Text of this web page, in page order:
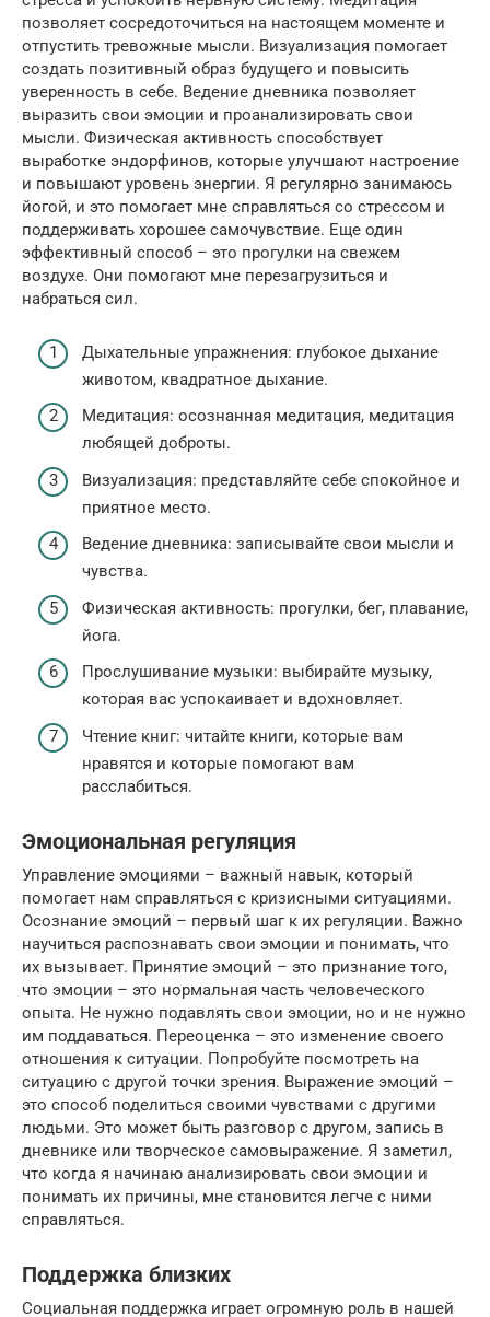
позволяет сосредоточиться на настоящем моменте и
отпустить тревожные мысли. Визуализация помогает
создать позитивный образ будущего и повысить
уверенность в себе. Ведение дневника позволяет
выразить свои эмоции и проанализировать свои
мысли. Физическая активность способствует
выработке эндорфинов, которые улучшают настроение
и повышают уровень энергии. Я регулярно занимаюсь
йогой, и это помогает мне справляться со стрессом и
поддерживать хорошее самочувствие. Еще один
эффективный способ – это прогулки на свежем
воздухе. Они помогают мне перезагрузиться и
набраться сил.
Дыхательные упражнения: глубокое дыхание
животом, квадратное дыхание.
Медитация: осознанная медитация, медитация
любящей доброты.
Визуализация: представляйте себе спокойное и
приятное место.
Ведение дневника: записывайте свои мысли и
чувства.
Физическая активность: прогулки, бег, плавание,
йога.
Прослушивание музыки: выбирайте музыку,
которая вас успокаивает и вдохновляет.
Чтение книг: читайте книги, которые вам
нравятся и которые помогают вам
расслабиться.
Эмоциональная регуляция
Управление эмоциями – важный навык, который
помогает нам справляться с кризисными ситуациями.
Осознание эмоций – первый шаг к их регуляции. Важно
научиться распознавать свои эмоции и понимать, что
их вызывает. Принятие эмоций – это признание того,
что эмоции – это нормальная часть человеческого
опыта. Не нужно подавлять свои эмоции, но и не нужно
им поддаваться. Переоценка – это изменение своего
отношения к ситуации. Попробуйте посмотреть на
ситуацию с другой точки зрения. Выражение эмоций –
это способ поделиться своими чувствами с другими
людьми. Это может быть разговор с другом, запись в
дневнике или творческое самовыражение. Я заметил,
что когда я начинаю анализировать свои эмоции и
понимать их причины, мне становится легче с ними
справляться.
Поддержка близких
Социальная поддержка играет огромную роль в нашей